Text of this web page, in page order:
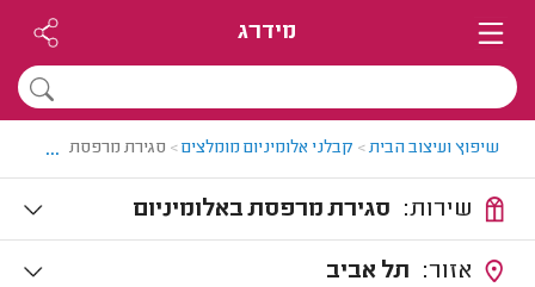
מידרג
שיפוץ ועיצוב הבית> קבלני אלומיניום מומלצים> סגירת מרפסת במרכז
...
סגירת מרפסת באלומיניום
תל אביב